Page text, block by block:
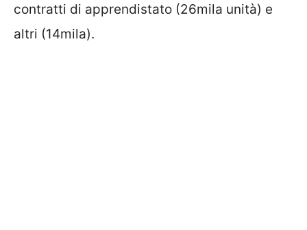
contratti di apprendistato (26mila unità) e
altri (14mila).